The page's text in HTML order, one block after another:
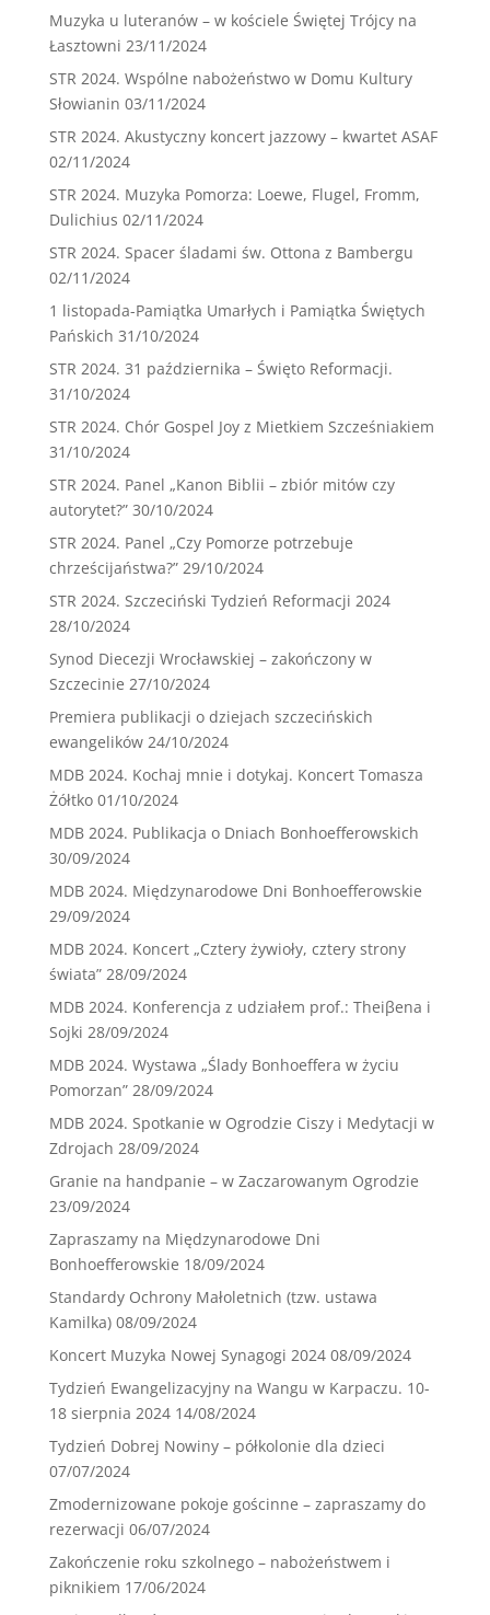
Muzyka u luteranów – w kościele Świętej Trójcy na
Łasztowni 23/11/2024
STR 2024. Wspólne nabożeństwo w Domu Kultury
Słowianin 03/11/2024
STR 2024. Akustyczny koncert jazzowy – kwartet ASAF
02/11/2024
STR 2024. Muzyka Pomorza: Loewe, Flugel, Fromm,
Dulichius 02/11/2024
STR 2024. Spacer śladami św. Ottona z Bambergu
02/11/2024
1 listopada-Pamiątka Umarłych i Pamiątka Świętych
Pańskich 31/10/2024
STR 2024. 31 października – Święto Reformacji.
31/10/2024
STR 2024. Chór Gospel Joy z Mietkiem Szcześniakiem
31/10/2024
STR 2024. Panel „Kanon Biblii – zbiór mitów czy
autorytet?” 30/10/2024
STR 2024. Panel „Czy Pomorze potrzebuje
chrześcijaństwa?” 29/10/2024
STR 2024. Szczeciński Tydzień Reformacji 2024
28/10/2024
Synod Diecezji Wrocławskiej – zakończony w
Szczecinie 27/10/2024
Premiera publikacji o dziejach szczecińskich
ewangelików 24/10/2024
MDB 2024. Kochaj mnie i dotykaj. Koncert Tomasza
Żółtko 01/10/2024
MDB 2024. Publikacja o Dniach Bonhoefferowskich
30/09/2024
MDB 2024. Międzynarodowe Dni Bonhoefferowskie
29/09/2024
MDB 2024. Koncert „Cztery żywioły, cztery strony
świata” 28/09/2024
MDB 2024. Konferencja z udziałem prof.: Theiβena i
Sojki 28/09/2024
MDB 2024. Wystawa „Ślady Bonhoeffera w życiu
Pomorzan” 28/09/2024
MDB 2024. Spotkanie w Ogrodzie Ciszy i Medytacji w
Zdrojach 28/09/2024
Granie na handpanie – w Zaczarowanym Ogrodzie
23/09/2024
Zapraszamy na Międzynarodowe Dni
Bonhoefferowskie 18/09/2024
Standardy Ochrony Małoletnich (tzw. ustawa
Kamilka) 08/09/2024
Koncert Muzyka Nowej Synagogi 2024 08/09/2024
Tydzień Ewangelizacyjny na Wangu w Karpaczu. 10-
18 sierpnia 2024 14/08/2024
Tydzień Dobrej Nowiny – półkolonie dla dzieci
07/07/2024
Zmodernizowane pokoje gościnne – zapraszamy do
rezerwacji 06/07/2024
Zakończenie roku szkolnego – nabożeństwem i
piknikiem 17/06/2024